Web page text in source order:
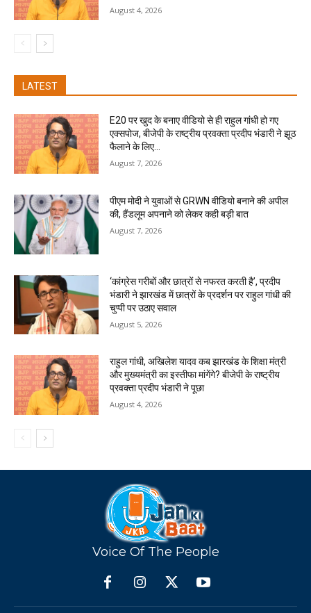
August 4, 2026
LATEST
E20 पर खुद के बनाए वीडियो से ही राहुल गांधी हो गए
एक्सपोज, बीजेपी के राष्ट्रीय प्रवक्ता प्रदीप भंडारी ने झूठ
फैलाने के लिए...
August 7, 2026
पीएम मोदी ने युवाओं से GRWN वीडियो बनाने की अपील
की, हैंडलूम अपनाने को लेकर कही बड़ी बात
August 7, 2026
‘कांग्रेस गरीबों और छात्रों से नफरत करती है’, प्रदीप
भंडारी ने झारखंड में छात्रों के प्रदर्शन पर राहुल गांधी की
चुप्पी पर उठाए सवाल
August 5, 2026
राहुल गांधी, अखिलेश यादव कब झारखंड के शिक्षा मंत्री
और मुख्यमंत्री का इस्तीफा मांगेंगे? बीजेपी के राष्ट्रीय
प्रवक्ता प्रदीप भंडारी ने पूछा
August 4, 2026
Voice Of The People